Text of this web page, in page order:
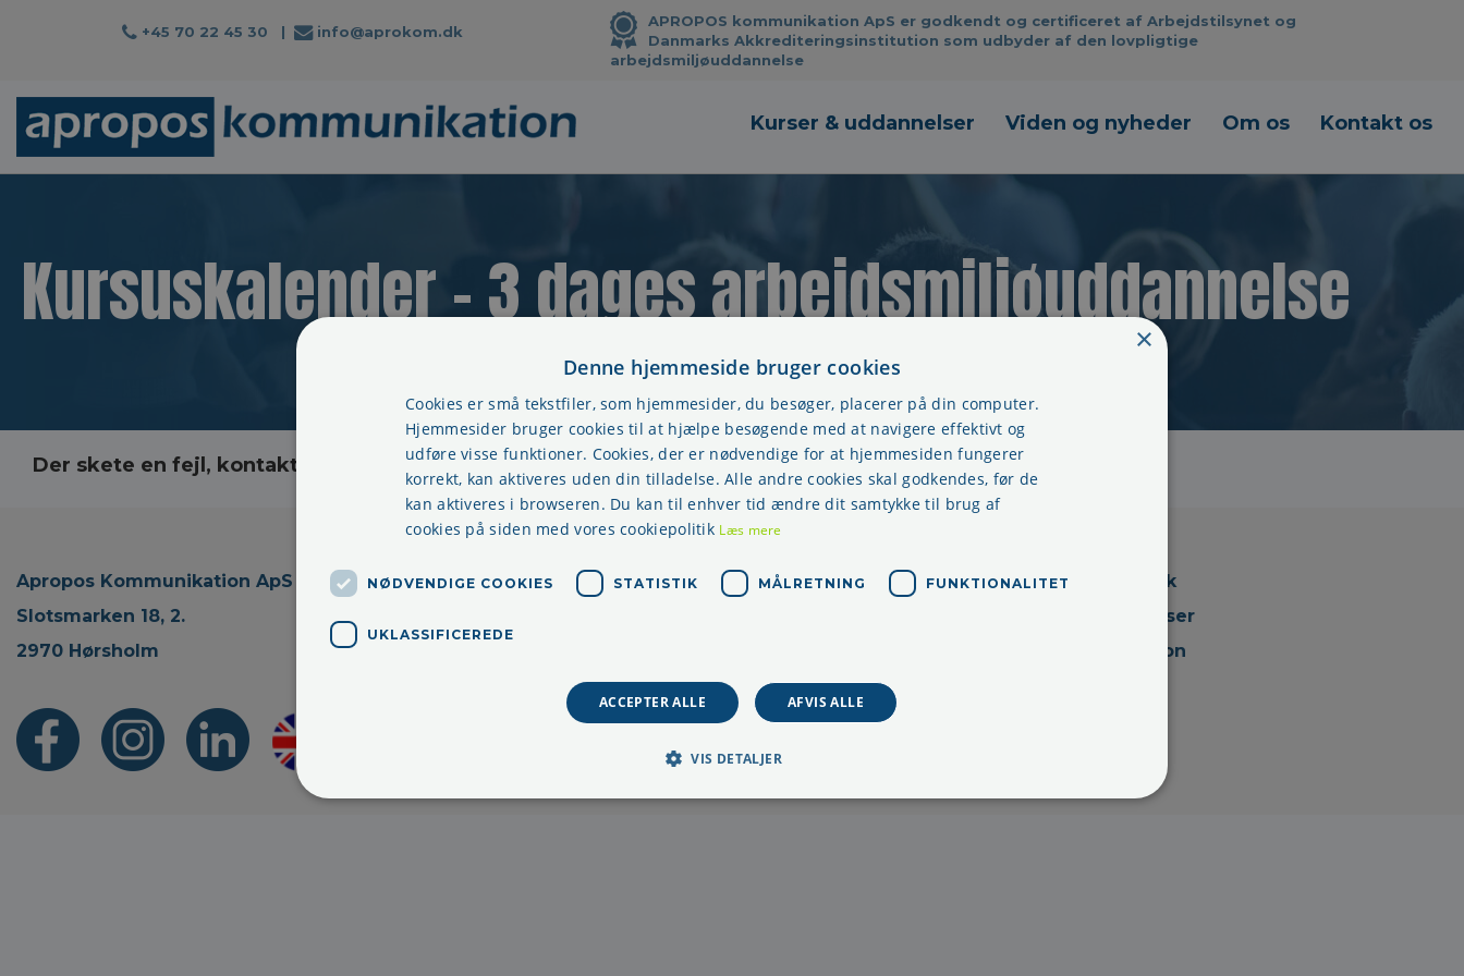
+45 70 22 45 30 | info@aprokom.dk
APROPOS kommunikation ApS er godkendt og certificeret af Arbejdstilsynet og
Danmarks Akkrediteringsinstitution som udbyder af den lovpligtige
arbejdsmiljøuddannelse
Kurser & uddannelser Viden og nyheder Om os Kontakt os
Kursuskalender - 3 dages arbejdsmiljøuddannelse
Der skete en fejl, kontakt os venligst
Apropos Kommunikation ApS
Slotsmarken 18, 2.
2970 Hørsholm
Telefon: + 45 70 22 45 30
Kontortid:
Mandag - torsdag kl. 08.30-15:00
fredag kl. 08.30 - 14.00
Persondatapolitik
Handelsbetingelser
Cookieinformation
×
Denne hjemmeside bruger cookies
Cookies er små tekstfiler, som hjemmesider, du besøger, placerer på din computer.
Hjemmesider bruger cookies til at hjælpe besøgende med at navigere effektivt og
udføre visse funktioner. Cookies, der er nødvendige for at hjemmesiden fungerer
korrekt, kan aktiveres uden din tilladelse. Alle andre cookies skal godkendes, før de
kan aktiveres i browseren. Du kan til enhver tid ændre dit samtykke til brug af
cookies på siden med vores cookiepolitik Læs mere
NØDVENDIGE COOKIES STATISTIK MÅLRETNING FUNKTIONALITET
UKLASSIFICEREDE
ACCEPTER ALLE AFVIS ALLE
VIS DETALJER